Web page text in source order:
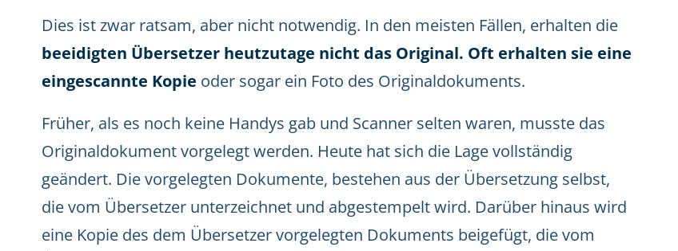
Dies ist zwar ratsam, aber nicht notwendig. In den meisten Fällen, erhalten die
beeidigten Übersetzer heutzutage nicht das Original. Oft erhalten sie eine
eingescannte Kopie oder sogar ein Foto des Originaldokuments.
Früher, als es noch keine Handys gab und Scanner selten waren, musste das
Originaldokument vorgelegt werden. Heute hat sich die Lage vollständig
geändert. Die vorgelegten Dokumente, bestehen aus der Übersetzung selbst,
die vom Übersetzer unterzeichnet und abgestempelt wird. Darüber hinaus wird
eine Kopie des dem Übersetzer vorgelegten Dokuments beigefügt, die vom